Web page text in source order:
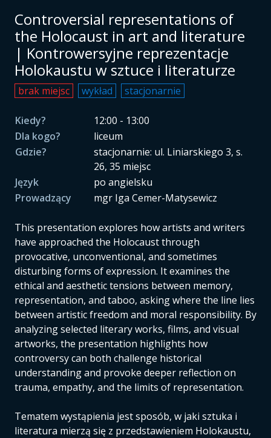
Controversial representations of
the Holocaust in art and literature
| Kontrowersyjne reprezentacje
Holokaustu w sztuce i literaturze
brak miejsc wykład stacjonarnie
Kiedy?
12:00 - 13:00
Dla kogo?
liceum
Gdzie?
stacjonarnie: ul. Liniarskiego 3, s.
26, 35 miejsc
Język
po angielsku
Prowadzący
mgr Iga Cemer-Matysewicz
This presentation explores how artists and writers
have approached the Holocaust through
provocative, unconventional, and sometimes
disturbing forms of expression. It examines the
ethical and aesthetic tensions between memory,
representation, and taboo, asking where the line lies
between artistic freedom and moral responsibility. By
analyzing selected literary works, films, and visual
artworks, the presentation highlights how
controversy can both challenge historical
understanding and provoke deeper reflection on
trauma, empathy, and the limits of representation.
Tematem wystąpienia jest sposób, w jaki sztuka i
literatura mierzą się z przedstawieniem Holokaustu,